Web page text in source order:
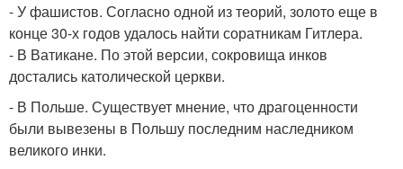
- У фашистов. Согласно одной из теорий, золото еще в
конце 30-х годов удалось найти соратникам Гитлера.
- В Ватикане. По этой версии, сокровища инков
достались католической церкви.
- В Польше. Существует мнение, что драгоценности
были вывезены в Польшу последним наследником
великого инки.